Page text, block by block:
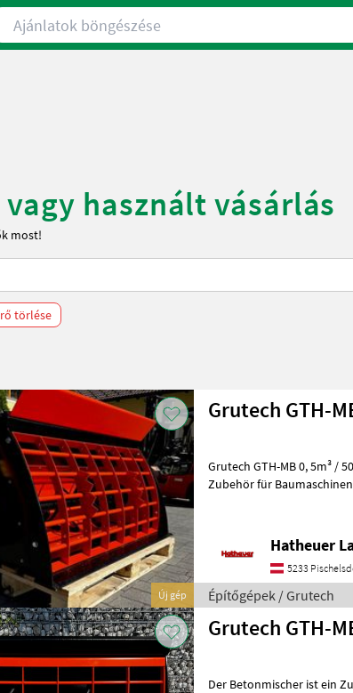
Ajánlatok böngészése
használt vásárlás
most!
törlése
Új gép
Grutech GTH-
Grutech GTH-MB 0, 5m³ / 500kg / 1, 6m Der
Zubehör für Baumaschinen, das eine effektive Betonherstellung
Hatheuer
5233
Építőgépek / Grutech
Grutech GTH-
Der Betonmischer ist ein